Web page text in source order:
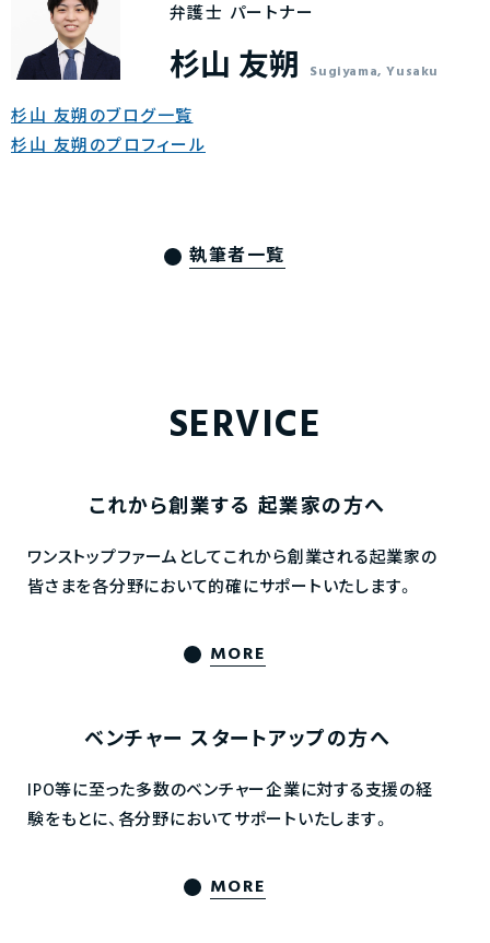
弁護士 パートナー
杉山 友朔 Sugiyama, Yusaku
杉山 友朔のブログ一覧
杉山 友朔のプロフィール
執筆者一覧
SERVICE
これから創業する 起業家の方へ
ワンストップファームとしてこれから創業される起業家の
皆さまを各分野において的確にサポートいたします。
MORE
ベンチャー スタートアップの方へ
IPO等に至った多数のベンチャー企業に対する支援の経
験をもとに、各分野においてサポートいたします。
MORE